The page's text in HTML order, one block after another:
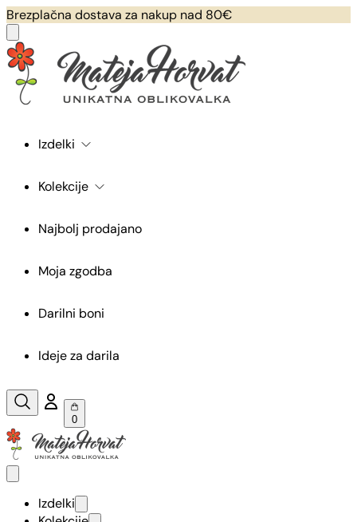
Brezplačna dostava za nakup nad 80€
Izdelki
Kolekcije
Najbolj prodajano
Moja zgodba
Darilni boni
Ideje za darila
0
Izdelki